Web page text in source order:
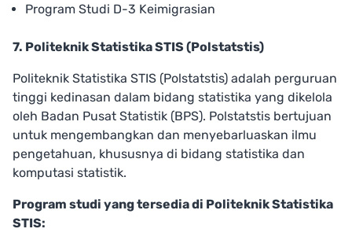
Program Studi D-3 Keimigrasian
7. Politeknik Statistika STIS (Polstatstis)
Politeknik Statistika STIS (Polstatstis) adalah perguruan
tinggi kedinasan dalam bidang statistika yang dikelola
oleh Badan Pusat Statistik (BPS). Polstatstis bertujuan
untuk mengembangkan dan menyebarluaskan ilmu
pengetahuan, khususnya di bidang statistika dan
komputasi statistik.
Program studi yang tersedia di Politeknik Statistika
STIS: